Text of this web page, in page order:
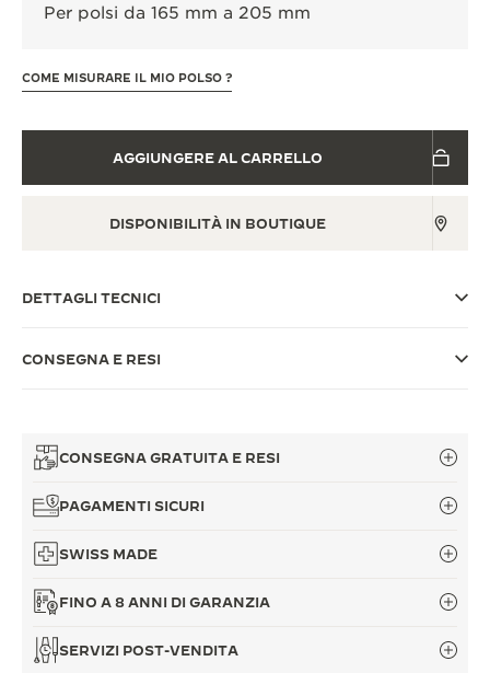
GARANZIA JAEGER-LECOULTRE
TIMEKEEPER”
REVERSO STORIES
THE SOUND MAKER
INGEGNO: OLTRE 1.400 CALIBRI
MAESTRIA: 108 MESTIERI
Per polsi da 165 mm a 205 mm
COME MISURARE IL MIO POLSO ?
AGGIUNGERE AL CARRELLO
DISPONIBILITÀ IN BOUTIQUE
DETTAGLI TECNICI
CONSEGNA E RESI
CONSEGNA GRATUITA E RESI
PAGAMENTI SICURI
SWISS MADE
FINO A 8 ANNI DI GARANZIA
SERVIZI POST-VENDITA